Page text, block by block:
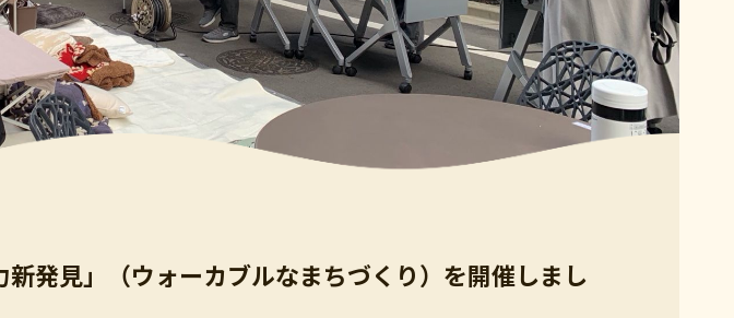
新発見」（ウォーカブルなまちづくり）を開催しまし